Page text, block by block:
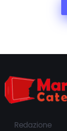
Redazione